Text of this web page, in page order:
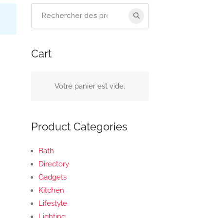
Cart
Votre panier est vide.
Product Categories
Bath
Directory
Gadgets
Kitchen
Lifestyle